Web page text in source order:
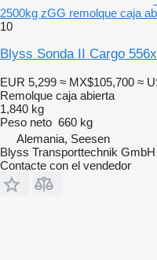
2500kg zGG remolque caja
10
Blyss Sonda II Cargo
EUR 5,299 ≈ MX$105,700 ≈
Remolque caja abierta
1,840 kg
Peso neto 660 kg
Alemania, Seesen
Blyss Transporttechnik GmbH
Contacte con el vendedor